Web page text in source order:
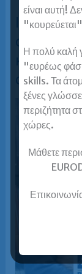
μπορεί
να
κάνει
τη
στο
βιογραφικό
σου
κάνει
σου
είναι αυτή!
Η πολύ καλή
"ευρέως
skills. Τα
ξένες
περιζήτητα
χώρες.
Μάθετε